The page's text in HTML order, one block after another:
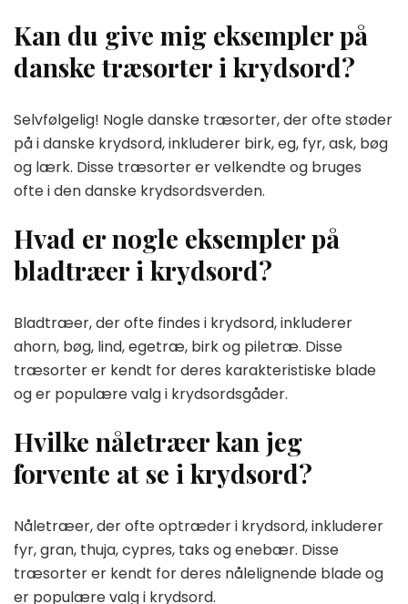
Kan du give mig eksempler på
danske træsorter i krydsord?
Selvfølgelig! Nogle danske træsorter, der ofte støder
på i danske krydsord, inkluderer birk, eg, fyr, ask, bøg
og lærk. Disse træsorter er velkendte og bruges
ofte i den danske krydsordsverden.
Hvad er nogle eksempler på
bladtræer i krydsord?
Bladtræer, der ofte findes i krydsord, inkluderer
ahorn, bøg, lind, egetræ, birk og piletræ. Disse
træsorter er kendt for deres karakteristiske blade
og er populære valg i krydsordsgåder.
Hvilke nåletræer kan jeg
forvente at se i krydsord?
Nåletræer, der ofte optræder i krydsord, inkluderer
fyr, gran, thuja, cypres, taks og enebær. Disse
træsorter er kendt for deres nålelignende blade og
er populære valg i krydsord.